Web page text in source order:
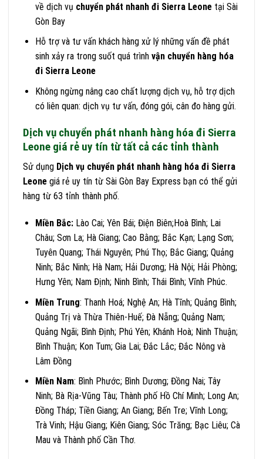
về dịch vụ chuyển phát nhanh đi Sierra Leonetại Sài
Gòn Bay
Hỗ trợ và tư vấn khách hàng xử lý những vấn đề phát
sinh xảy ra trong suốt quá trình vận chuyển hàng hóa
đi Sierra Leone
Không ngừng nâng cao chất lượng dịch vụ, hỗ trợ dịch
có liên quan: dịch vụ tư vấn, đóng gói, cân đo hàng gửi.
Dịch vụ chuyển phát nhanh hàng hóa đi Sierra
Leone giá rẻ uy tín từ tất cả các tỉnh thành
Sử dụng Dịch vụ chuyển phát nhanh hàng hóa đi Sierra
Leone giá rẻ uy tín từ Sài Gòn Bay Express bạn có thể gửi
hàng từ 63 tỉnh thành phố.
Miền Bắc:Lào Cai; Yên Bái; Điện Biên;Hoà Bình; Lai
Châu; Sơn La; Hà Giang; Cao Bằng; Bắc Kạn; Lạng Sơn;
Tuyên Quang; Thái Nguyên; Phú Thọ; Bắc Giang; Quảng
Ninh; Bắc Ninh; Hà Nam; Hải Dương; Hà Nội; Hải Phòng;
Hưng Yên; Nam Định; Ninh Bình; Thái Bình; Vĩnh Phúc.
Miền Trung: Thanh Hoá; Nghệ An; Hà Tĩnh; Quảng Bình;
Quảng Trị và Thừa Thiên-Huế; Đà Nẵng; Quảng Nam;
Quảng Ngãi; Bình Định; Phú Yên; Khánh Hoà; Ninh Thuận;
Bình Thuận; Kon Tum; Gia Lai; Đắc Lắc; Đắc Nông và
Lâm Đồng
Miền Nam: Bình Phước; Bình Dương; Đồng Nai; Tây
Ninh; Bà Rịa-Vũng Tàu; Thành phố Hồ Chí Minh; Long An;
Đồng Tháp; Tiền Giang; An Giang; Bến Tre; Vĩnh Long;
Trà Vinh; Hậu Giang; Kiên Giang; Sóc Trăng; Bạc Liêu; Cà
Mau và Thành phố Cần Thơ.